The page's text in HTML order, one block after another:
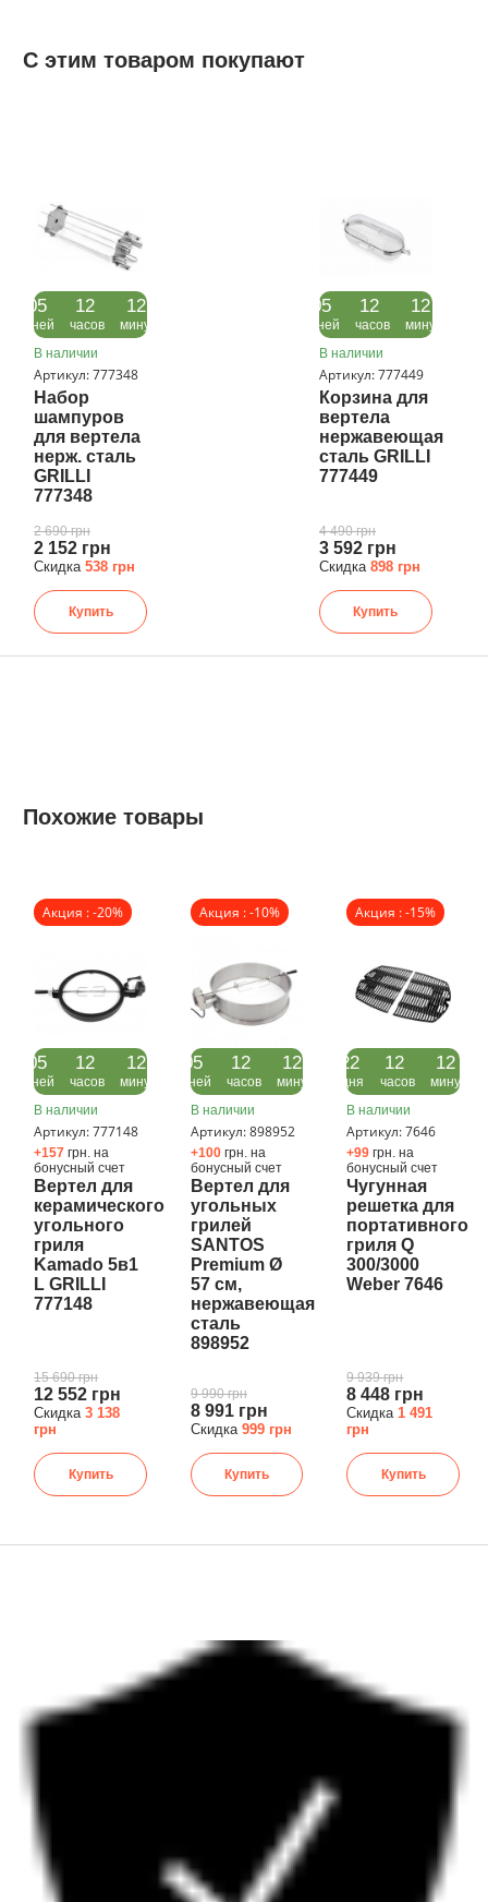
С этим товаром покупают
05
дней
12
часов
12
минут
В наличии
Артикул: 777348
Набор
шампуров
для вертела
нерж. сталь
GRILLI
777348
2 690 грн
2 152 грн
Скидка538 грн
Купить
05
дней
12
часов
12
минут
В наличии
Артикул: 777449
Корзина для
вертела
нержавеющая
сталь GRILLI
777449
4 490 грн
3 592 грн
Скидка898 грн
Купить
Похожие товары
Акция : -20%
05
дней
12
часов
12
минут
В наличии
Артикул: 777148
+157грн. на
бонусный счет
Вертел для
керамического
угольного
гриля
Kamado 5в1
L GRILLI
777148
15 690 грн
12 552 грн
Скидка3 138
грн
Купить
Акция : -10%
05
дней
12
часов
12
минут
В наличии
Артикул: 898952
+100 грн. на
бонусный счет
Вертел для
угольных
грилей
SANTOS
Premium Ø
57 см,
нержавеющая
сталь
898952
9 990 грн
8 991 грн
Скидка 999 грн
Купить
Акция : -15%
22
дня
12
часов
12
минут
В наличии
Артикул: 7646
+99грн. на
бонусный счет
Чугунная
решетка для
портативного
гриля Q
300/3000
Weber 7646
9 939 грн
8 448 грн
Скидка1 491
грн
Купить